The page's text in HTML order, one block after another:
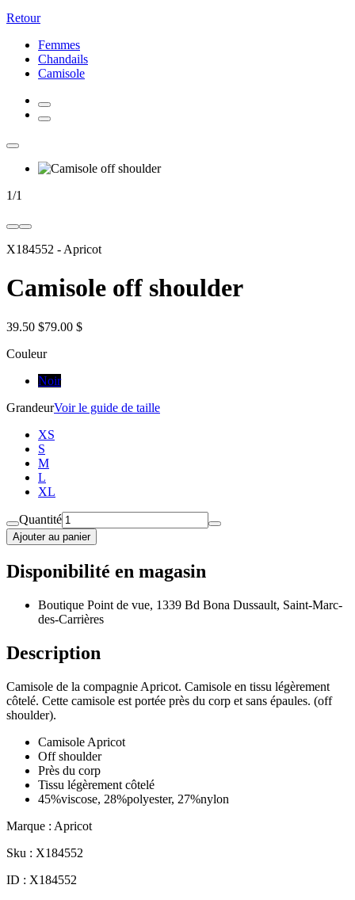
Retour
Femmes
Chandails
Camisole
1/1
X184552 - Apricot
Camisole off shoulder
39.50 $79.00 $
Couleur
Noir
GrandeurVoir le guide de taille
XS
S
M
L
XL
Quantité
Ajouter au panier
Disponibilité en magasin
Boutique Point de vue, 1339 Bd Bona Dussault, Saint-Marc-
des-Carrières
Description
Camisole de la compagnie Apricot. Camisole en tissu légèrement
côtelé. Cette camisole est portée près du corp et sans épaules. (off
shoulder).
Camisole Apricot
Off shoulder
Près du corp
Tissu légèrement côtelé
45%viscose, 28%polyester, 27%nylon
Marque : Apricot
Sku : X184552
ID : X184552